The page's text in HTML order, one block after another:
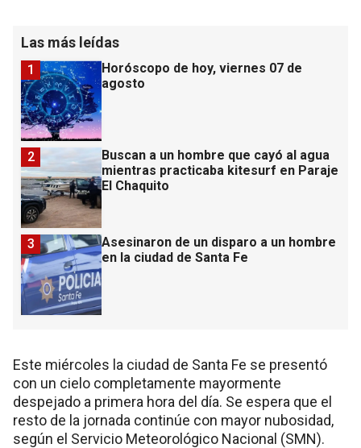
Las más leídas
Horóscopo de hoy, viernes 07 de
agosto
1
Buscan a un hombre que cayó al agua
mientras practicaba kitesurf en Paraje
El Chaquito
2
Asesinaron de un disparo a un hombre
en la ciudad de Santa Fe
3
Este miércoles la ciudad de Santa Fe se presentó
con un cielo completamente mayormente
despejado a primera hora del día. Se espera que el
resto de la jornada continúe con mayor nubosidad,
según el Servicio Meteorológico Nacional (SMN).